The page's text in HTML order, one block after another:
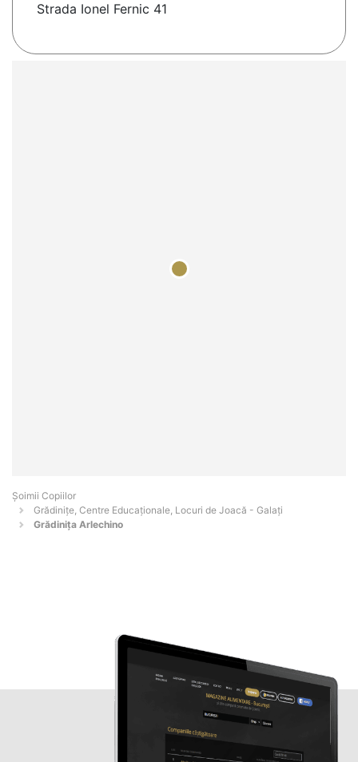
Strada Ionel Fernic 41
Șoimii Copiilor
Grădinițe, Centre Educaționale, Locuri de Joacă - Galaţi
Grădinița Arlechino